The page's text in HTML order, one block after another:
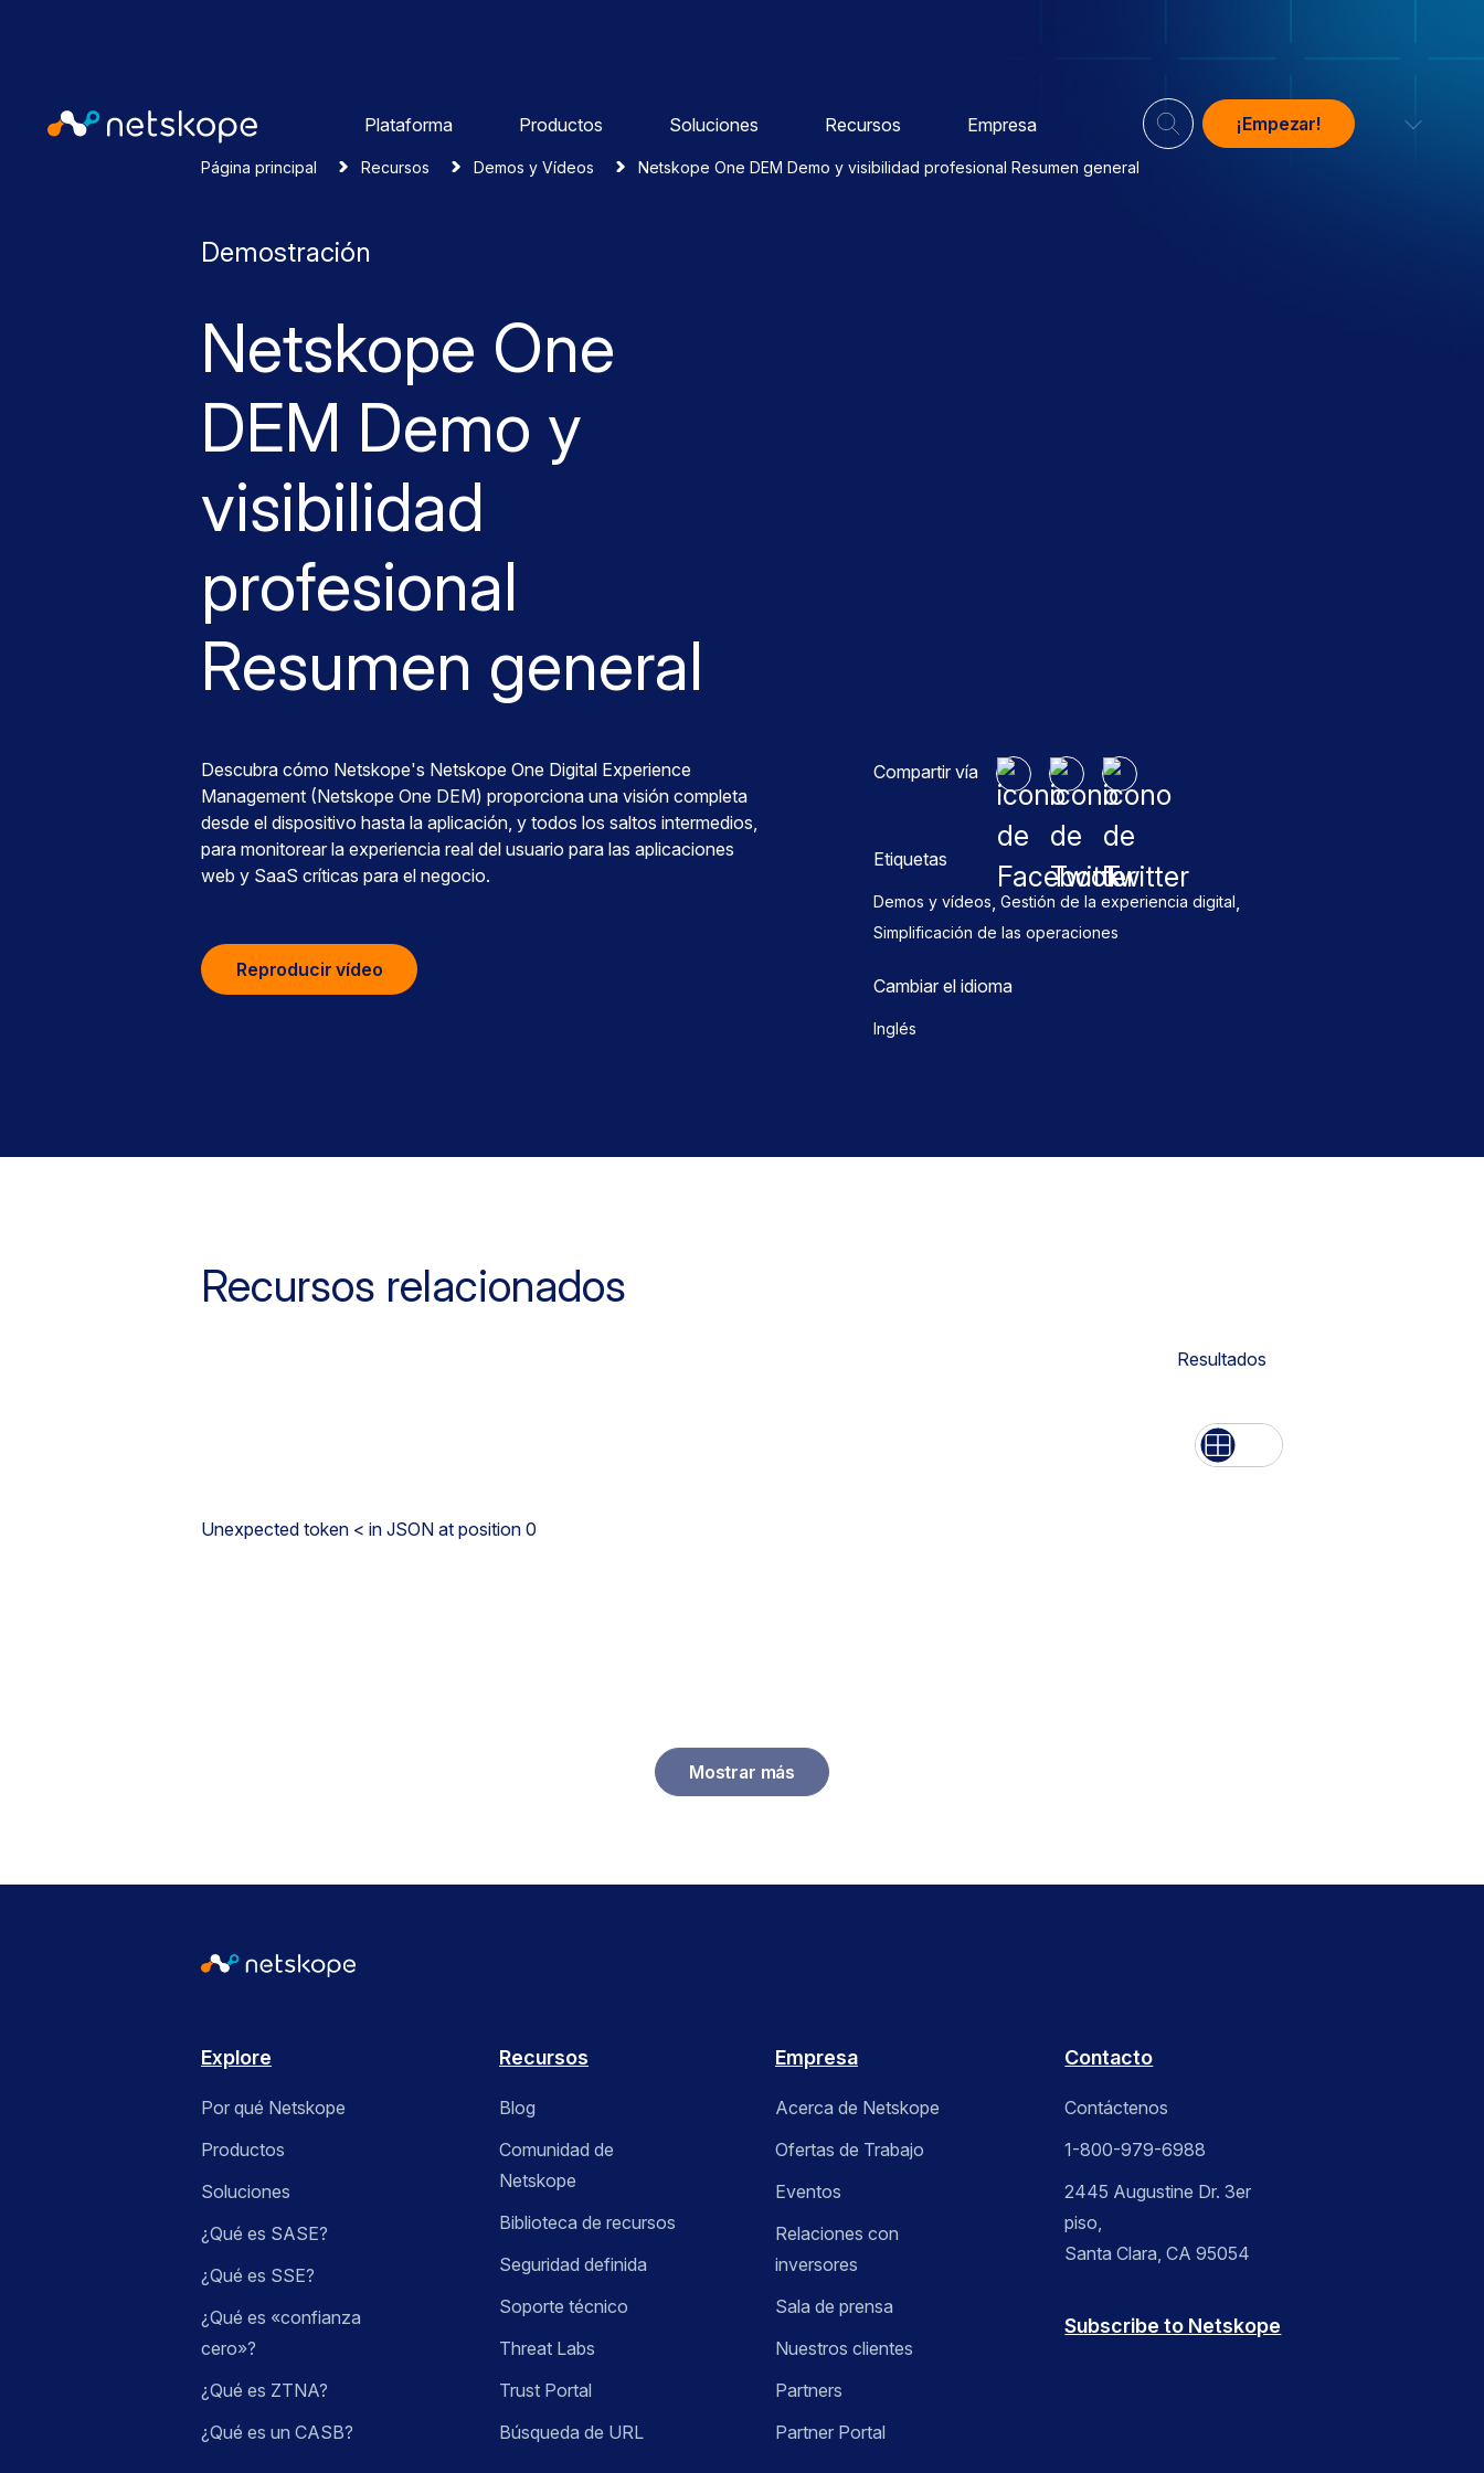
Plataforma Productos Soluciones Recursos Empresa ¡Empezar!
Página principal Recursos Demos y Vídeos Netskope One DEM Demo y visibilidad profesional Resumen general
Demostración
Netskope One
DEM Demo y
visibilidad
profesional
Resumen general
Descubra cómo Netskope's Netskope One Digital Experience
Management (Netskope One DEM) proporciona una visión completa
desde el dispositivo hasta la aplicación, y todos los saltos intermedios,
para monitorear la experiencia real del usuario para las aplicaciones
web y SaaS críticas para el negocio.
Reproducir vídeo
Compartir vía
Etiquetas
Demos y vídeos, Gestión de la experiencia digital,
Simplificación de las operaciones
Cambiar el idioma
Inglés
Recursos relacionados
Resultados
Lista Grid
Unexpected token < in JSON at position 0
Mostrar más
Explore
Por qué Netskope
Productos
Soluciones
¿Qué es SASE?
¿Qué es SSE?
¿Qué es «confianza
cero»?
¿Qué es ZTNA?
¿Qué es un CASB?
Recursos
Blog
Comunidad de
Netskope
Biblioteca de recursos
Seguridad definida
Soporte técnico
Threat Labs
Trust Portal
Búsqueda de URL
Empresa
Acerca de Netskope
Ofertas de Trabajo
Eventos
Relaciones con
inversores
Sala de prensa
Nuestros clientes
Partners
Partner Portal
Contacto
Contáctenos
1-800-979-6988
2445 Augustine Dr. 3er
piso,
Santa Clara, CA 95054
Subscribe to Netskope